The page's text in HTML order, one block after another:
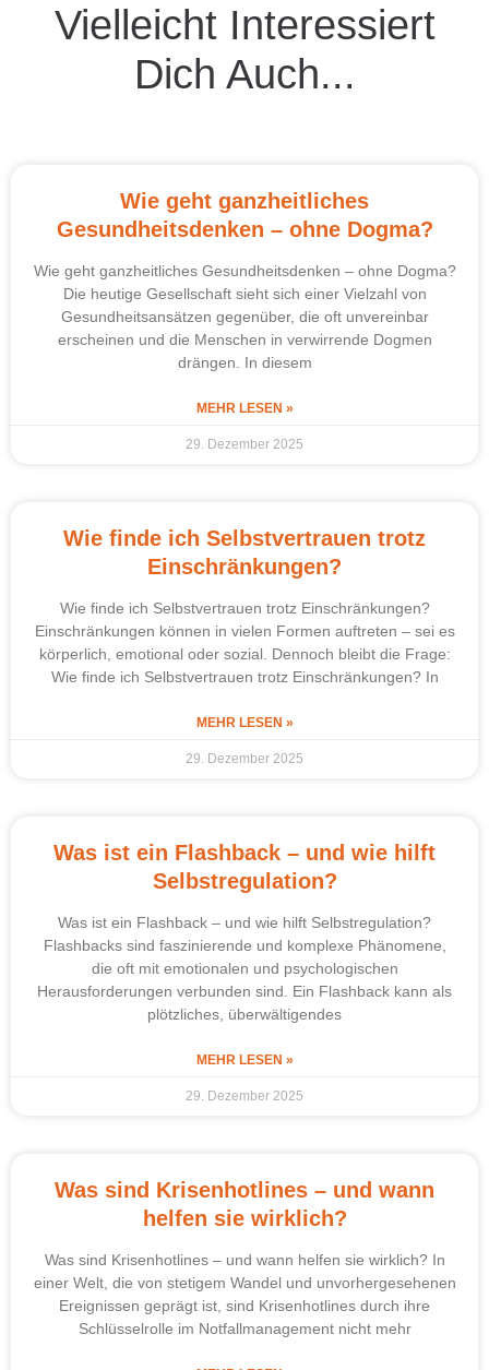
Vielleicht Interessiert
Dich Auch...
Wie geht ganzheitliches
Gesundheitsdenken – ohne Dogma?
Wie geht ganzheitliches Gesundheitsdenken – ohne Dogma?
Die heutige Gesellschaft sieht sich einer Vielzahl von
Gesundheitsansätzen gegenüber, die oft unvereinbar
erscheinen und die Menschen in verwirrende Dogmen
drängen. In diesem
MEHR LESEN »
29. Dezember 2025
Wie finde ich Selbstvertrauen trotz
Einschränkungen?
Wie finde ich Selbstvertrauen trotz Einschränkungen?
Einschränkungen können in vielen Formen auftreten – sei es
körperlich, emotional oder sozial. Dennoch bleibt die Frage:
Wie finde ich Selbstvertrauen trotz Einschränkungen? In
MEHR LESEN »
29. Dezember 2025
Was ist ein Flashback – und wie hilft
Selbstregulation?
Was ist ein Flashback – und wie hilft Selbstregulation?
Flashbacks sind faszinierende und komplexe Phänomene,
die oft mit emotionalen und psychologischen
Herausforderungen verbunden sind. Ein Flashback kann als
plötzliches, überwältigendes
MEHR LESEN »
29. Dezember 2025
Was sind Krisenhotlines – und wann
helfen sie wirklich?
Was sind Krisenhotlines – und wann helfen sie wirklich? In
einer Welt, die von stetigem Wandel und unvorhergesehenen
Ereignissen geprägt ist, sind Krisenhotlines durch ihre
Schlüsselrolle im Notfallmanagement nicht mehr